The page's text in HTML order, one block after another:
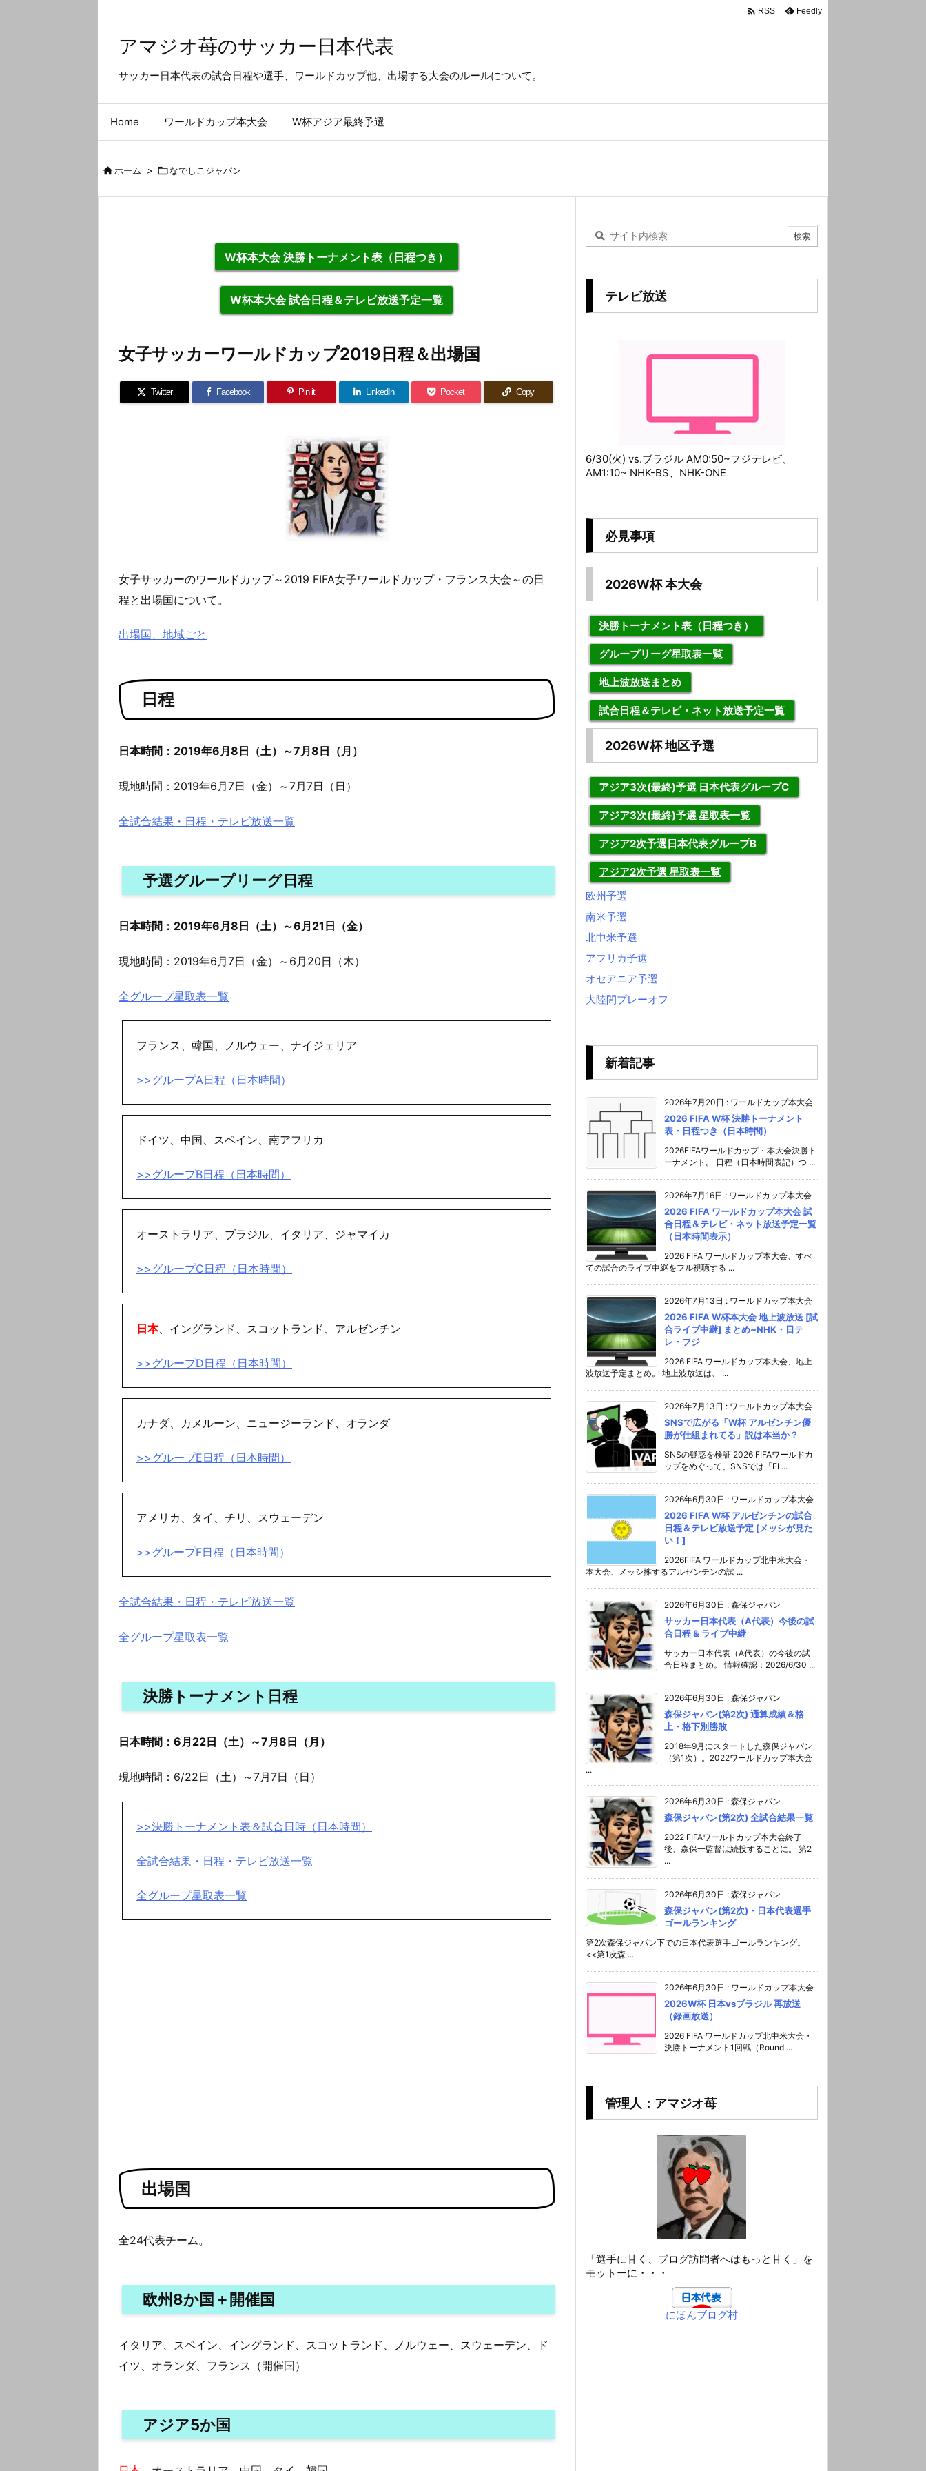
アマジオ苺のサッカー日本代表
サッカー日本代表の試合日程や選手、ワールドカップ他、出場する大会のルールについて。
Home ワールドカップ本大会 W杯アジア最終予選
 RSS Feedly
ホーム > なでしこジャパン
W杯本大会 決勝トーナメント表（日程つき）
W杯本大会 試合日程＆テレビ放送予定一覧
女子サッカーワールドカップ2019日程＆出場国
Twitter Facebook Pin it LinkedIn Pocket Copy
女子サッカーのワールドカップ～2019 FIFA女子ワールドカップ・フランス大会～の日
程と出場国について。
出場国、地域ごと
日程
日本時間：2019年6月8日（土）～7月8日（月）
現地時間：2019年6月7日（金）～7月7日（日）
全試合結果・日程・テレビ放送一覧
予選グループリーグ日程
日本時間：2019年6月8日（土）～6月21日（金）
現地時間：2019年6月7日（金）～6月20日（木）
全グループ星取表一覧
フランス、韓国、ノルウェー、ナイジェリア
>>グループA日程（日本時間）
ドイツ、中国、スペイン、南アフリカ
>>グループB日程（日本時間）
オーストラリア、ブラジル、イタリア、ジャマイカ
>>グループC日程（日本時間）
日本、イングランド、スコットランド、アルゼンチン
>>グループD日程（日本時間）
カナダ、カメルーン、ニュージーランド、オランダ
>>グループE日程（日本時間）
アメリカ、タイ、チリ、スウェーデン
>>グループF日程（日本時間）
全試合結果・日程・テレビ放送一覧
全グループ星取表一覧
決勝トーナメント日程
日本時間：6月22日（土）～7月8日（月）
現地時間：6/22日（土）～7月7日（日）
>>決勝トーナメント表＆試合日時（日本時間）
全試合結果・日程・テレビ放送一覧
全グループ星取表一覧
出場国
全24代表チーム。
欧州8か国＋開催国
イタリア、スペイン、イングランド、スコットランド、ノルウェー、スウェーデン、ド
イツ、オランダ、フランス（開催国）
アジア5か国
テレビ放送
6/30(火) vs.ブラジル AM0:50~フジテレビ、
AM1:10~ NHK-BS、NHK-ONE
必見事項
2026W杯 本大会
決勝トーナメント表（日程つき）
グループリーグ星取表一覧
地上波放送まとめ
試合日程＆テレビ・ネット放送予定一覧
2026W杯 地区予選
アジア3次(最終)予選 日本代表グループC
アジア3次(最終)予選 星取表一覧
アジア2次予選日本代表グループB
アジア2次予選 星取表一覧
欧州予選
南米予選
北中米予選
アフリカ予選
オセアニア予選
大陸間プレーオフ
新着記事
2026年7月20日 : ワールドカップ本大会
2026 FIFA W杯 決勝トーナメント
表・日程つき（日本時間）
2026FIFAワールドカップ・本大会決勝ト
ーナメント。 日程（日本時間表記）つ ...
2026年7月16日 : ワールドカップ本大会
2026 FIFA ワールドカップ本大会 試
合日程＆テレビ・ネット放送予定一覧
（日本時間表示）
2026 FIFA ワールドカップ本大会、すべ
ての試合のライブ中継をフル視聴する ...
2026年7月13日 : ワールドカップ本大会
2026 FIFA W杯本大会 地上波放送 [試
合ライブ中継] まとめ~NHK・日テ
レ・フジ
2026 FIFA ワールドカップ本大会、地上
波放送予定まとめ。 地上波放送は、 ...
2026年7月13日 : ワールドカップ本大会
SNSで広がる「W杯 アルゼンチン優
勝が仕組まれてる」説は本当か？
SNSの疑惑を検証 2026 FIFAワールドカ
ップをめぐって、SNSでは「FI ...
2026年6月30日 : ワールドカップ本大会
2026 FIFA W杯 アルゼンチンの試合
日程＆テレビ放送予定 [メッシが見た
い！]
2026FIFA ワールドカップ北中米大会・
本大会、メッシ擁するアルゼンチンの試 ...
2026年6月30日 : 森保ジャパン
サッカー日本代表（A代表）今後の試
合日程 & ライブ中継
サッカー日本代表（A代表）の今後の試
合日程まとめ。 情報確認：2026/6/30 ...
2026年6月30日 : 森保ジャパン
森保ジャパン(第2次) 通算成績＆格
上・格下別勝敗
2018年9月にスタートした森保ジャパン
（第1次）。2022ワールドカップ本大会
...
2026年6月30日 : 森保ジャパン
森保ジャパン(第2次) 全試合結果一覧
2022 FIFAワールドカップ本大会終了
後、森保一監督は続投することに。 第2
...
2026年6月30日 : 森保ジャパン
森保ジャパン(第2次)・日本代表選手
ゴールランキング
第2次森保ジャパン下での日本代表選手ゴールランキング。
<<第1次森 ...
2026年6月30日 : ワールドカップ本大会
2026W杯 日本vsブラジル 再放送
（録画放送）
2026 FIFA ワールドカップ北中米大会・
決勝トーナメント1回戦（Round ...
管理人：アマジオ苺
「選手に甘く、ブログ訪問者へはもっと甘く」を
モットーに・・・
にほんブログ村